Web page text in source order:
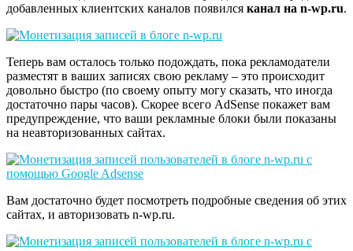
добавленных клиентских каналов появился канал на n-wp.ru.
Теперь вам осталось только подождать, пока рекламодатели
разместят в ваших записях свою рекламу – это происходит
довольно быстро (по своему опыту могу сказать, что иногда
достаточно пары часов). Скорее всего AdSense покажет вам
предупреждение, что ваши рекламные блоки были показаны
на неавторизованных сайтах.
Вам достаточно будет посмотреть подробные сведения об этих
сайтах, и авторизовать n-wp.ru.